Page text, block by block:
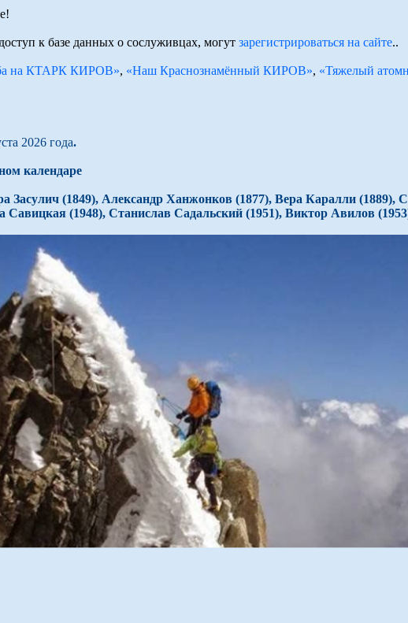
к базе данных о сослуживцах, могут зарегистрироваться на сайте..
на КТАРК КИРОВ», «Наш Краснознамённый КИРОВ», «Тяжелый
2026 года.
календаре
Засулич (1849), Александр Ханжонков (1877), Вера Каралли
Савицкая (1948), Станислав Садальский (1951), Виктор Авилов